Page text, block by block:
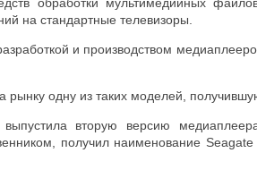
на стандартные телевизоры.
и производством
рынку одну из таких моделей,
вторую версию
получил наименование